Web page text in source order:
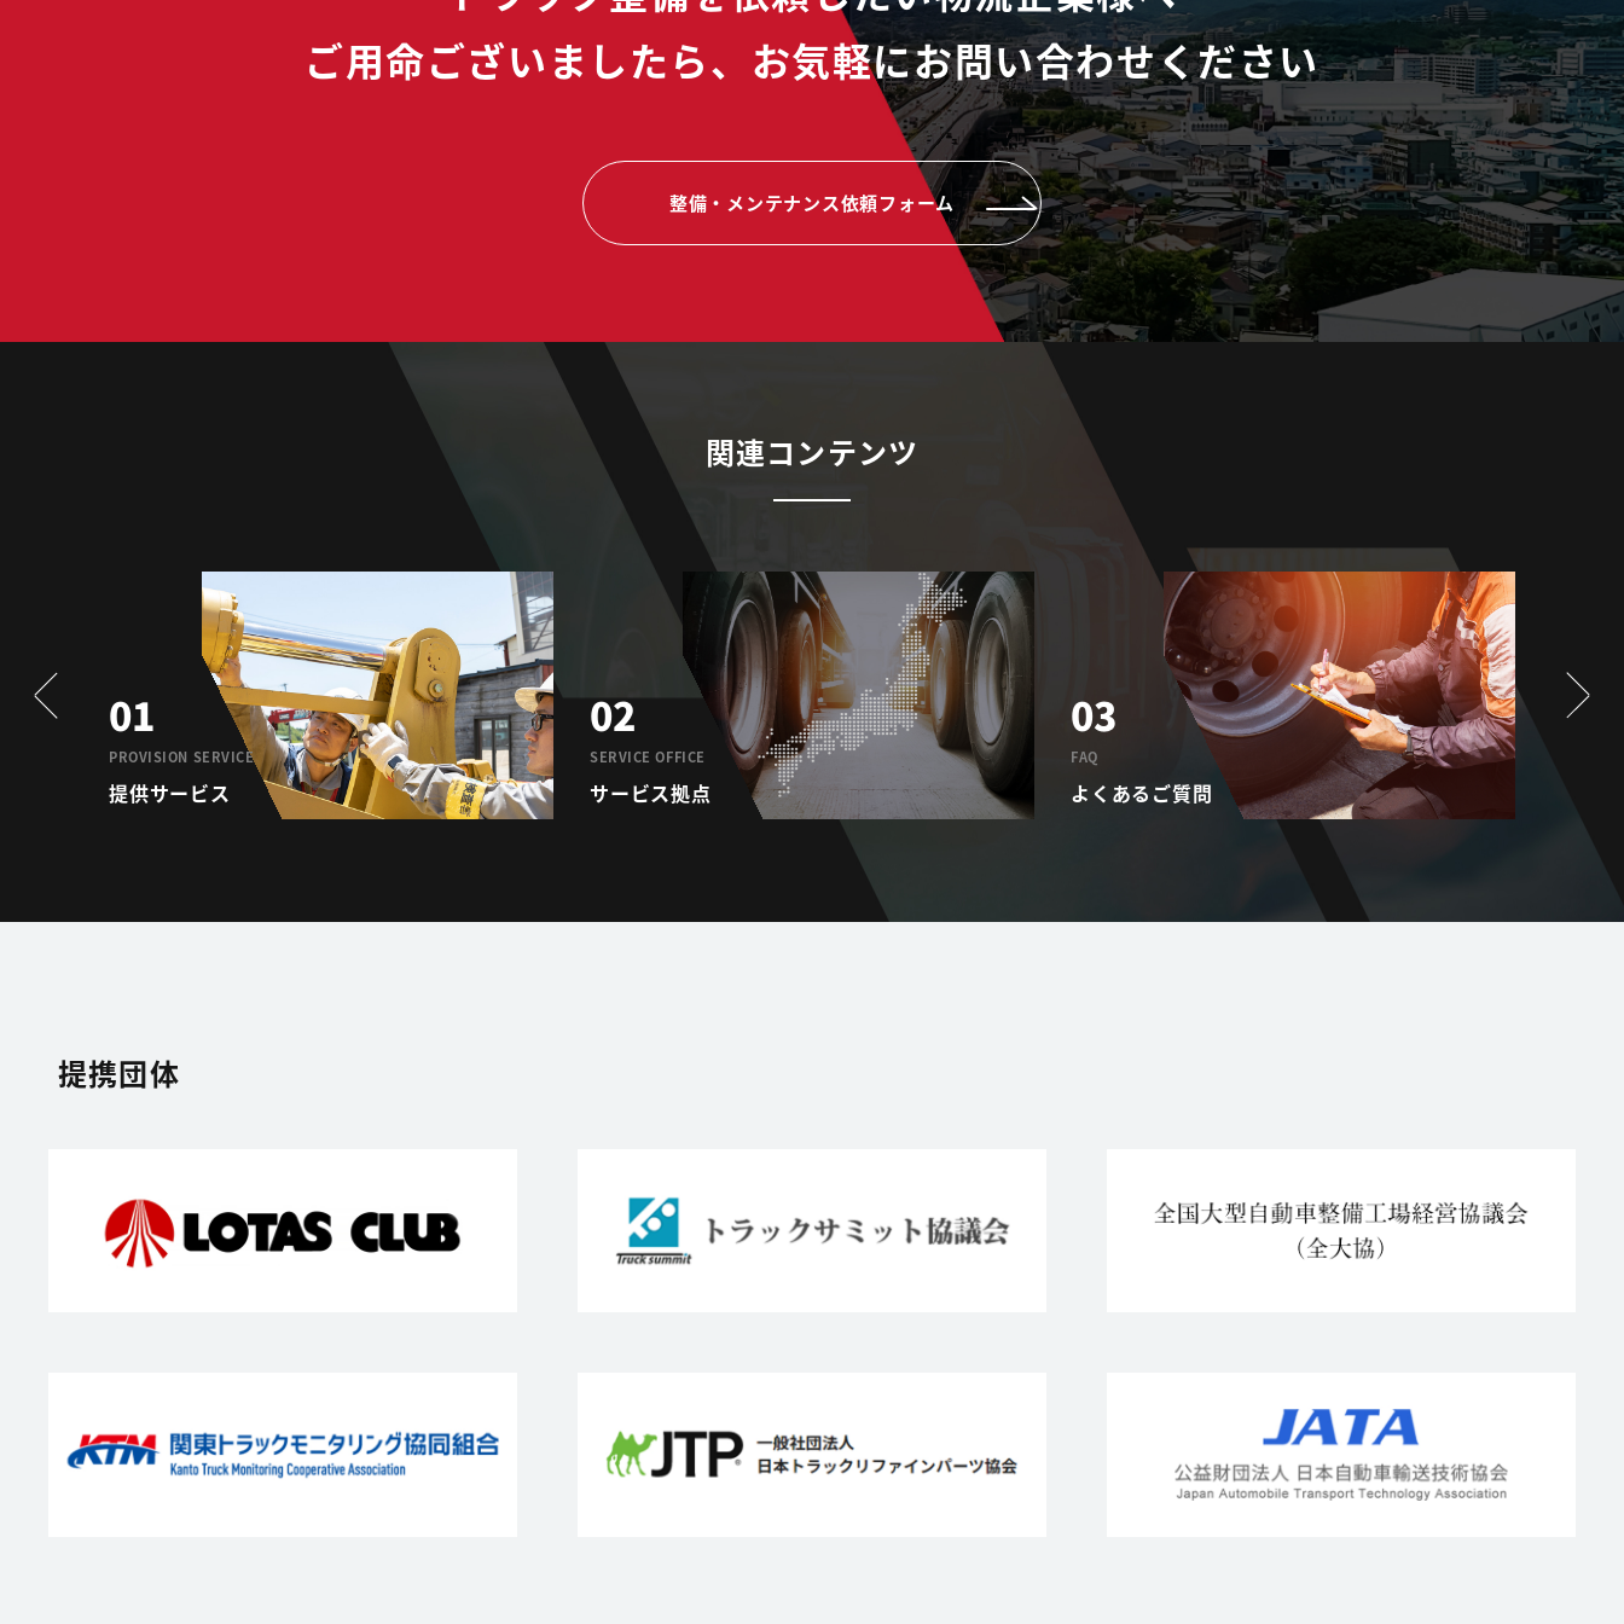
ご用命ございましたら、 お気軽にお問い合わせください
整備・メンテナンス依頼フォーム
関連コンテンツ
01
PROVISION SERVICE
提供サービス
02
SERVICE OFFICE
サービス拠点
03
FAQ
よくあるご質問
01
提携団体